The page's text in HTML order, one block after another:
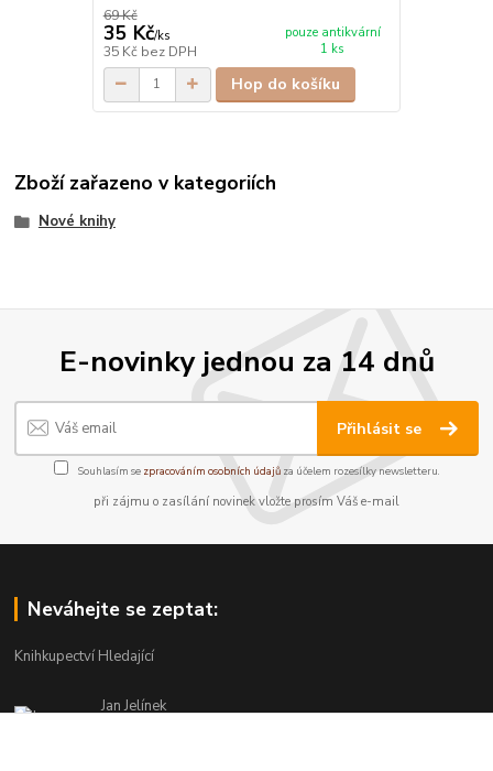
69 Kč
35 Kč/ks
35 Kč bez DPH
pouze antikvární
1 ks
Hop do košíku
Zboží zařazeno v kategoriích
Nové knihy
E-novinky jednou za 14 dnů
Přihlásit se
Souhlasím se zpracováním osobních údajůza účelem rozesílky newsletteru.
při zájmu o zasílání novinek vložte prosím Váš e-mail
Neváhejte se zeptat:
Knihkupectví Hledající
Jan Jelínek